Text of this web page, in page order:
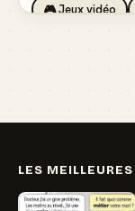
🎮 Jeux vidéo
LES